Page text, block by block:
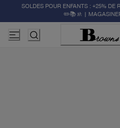
SOLDES POUR ENFANTS : +25% DE
✏️📚🚸 |